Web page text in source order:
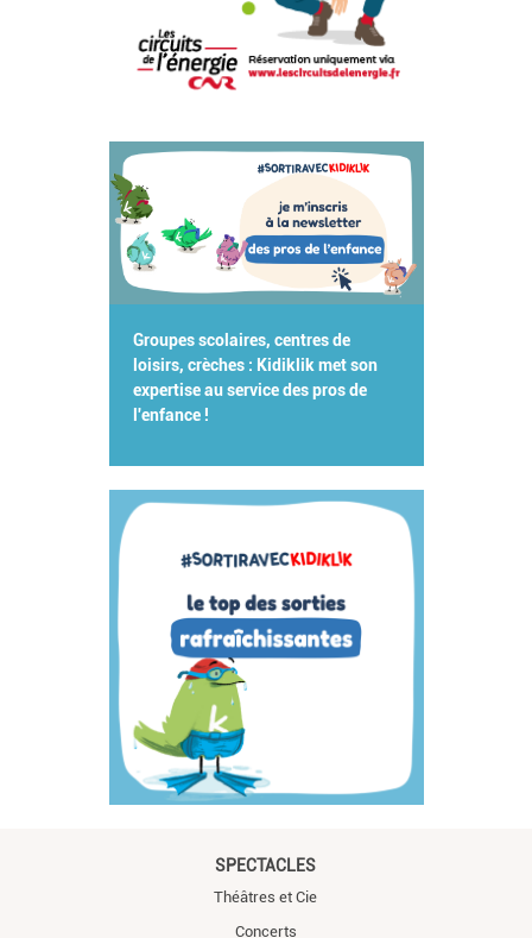
Groupes scolaires, centres de
loisirs, crèches : Kidiklik met son
expertise au service des pros de
l'enfance !
SPECTACLES
Théâtres et Cie
Concerts